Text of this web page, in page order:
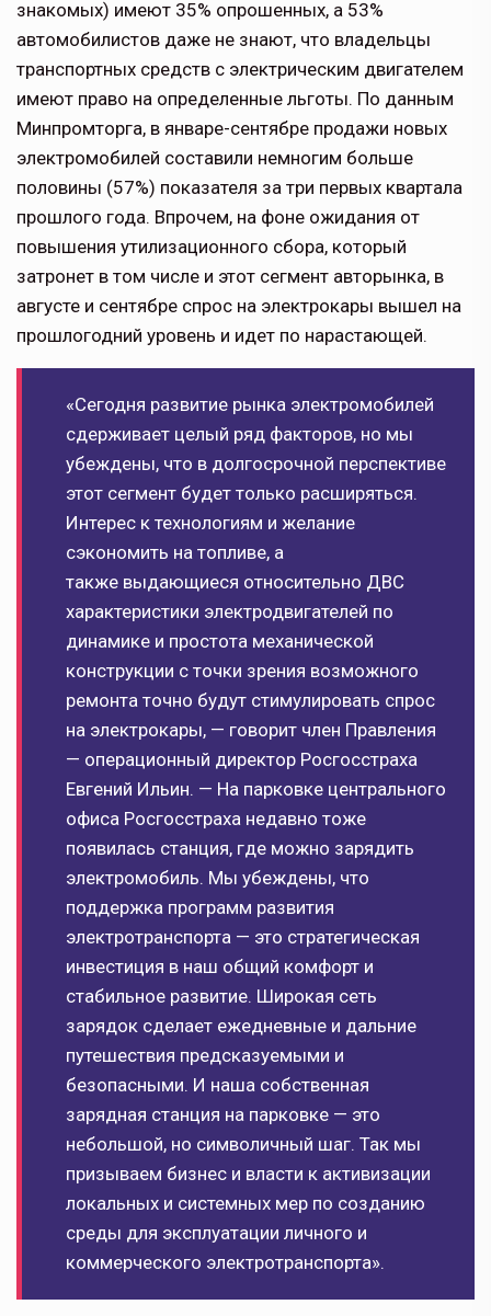
знакомых) имеют 35% опрошенных, а 53%
автомобилистов даже не знают, что владельцы
транспортных средств с электрическим двигателем
имеют право на определенные льготы. По данным
Минпромторга, в январе-сентябре продажи новых
электромобилей составили немногим больше
половины (57%) показателя за три первых квартала
прошлого года. Впрочем, на фоне ожидания от
повышения утилизационного сбора, который
затронет в том числе и этот сегмент авторынка, в
августе и сентябре спрос на электрокары вышел на
прошлогодний уровень и идет по нарастающей.
«Сегодня развитие рынка электромобилей
сдерживает целый ряд факторов, но мы
убеждены, что в долгосрочной перспективе
этот сегмент будет только расширяться.
Интерес к технологиям и желание
сэкономить на топливе, а
также выдающиеся относительно ДВС
характеристики электродвигателей по
динамике и простота механической
конструкции с точки зрения возможного
ремонта точно будут стимулировать спрос
на электрокары, — говорит член Правления
— операционный директор Росгосстраха
Евгений Ильин. — На парковке центрального
офиса Росгосстраха недавно тоже
появилась станция, где можно зарядить
электромобиль. Мы убеждены, что
поддержка программ развития
электротранспорта — это стратегическая
инвестиция в наш общий комфорт и
стабильное развитие. Широкая сеть
зарядок сделает ежедневные и дальние
путешествия предсказуемыми и
безопасными. И наша собственная
зарядная станция на парковке — это
небольшой, но символичный шаг. Так мы
призываем бизнес и власти к активизации
локальных и системных мер по созданию
среды для эксплуатации личного и
коммерческого электротранспорта».